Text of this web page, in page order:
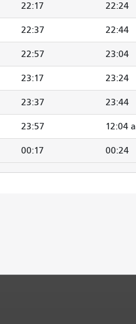
22:17 22:24
22:37 22:44
22:57 23:04
23:17 23:24
23:37 23:44
23:57 12:04
00:17 00:24